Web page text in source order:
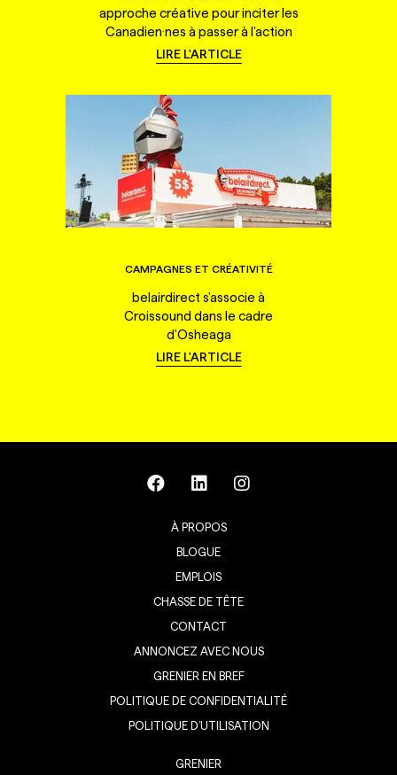
approche créative pour inciter les
Canadien·nes à passer à l'action
LIRE L'ARTICLE
CAMPAGNES ET CRÉATIVITÉ
belairdirect s'associe à
Croissound dans le cadre
d'Osheaga
LIRE L'ARTICLE
À PROPOS
BLOGUE
EMPLOIS
CHASSE DE TÊTE
CONTACT
ANNONCEZ AVEC NOUS
GRENIER EN BREF
POLITIQUE DE CONFIDENTIALITÉ
POLITIQUE D’UTILISATION
GRENIER